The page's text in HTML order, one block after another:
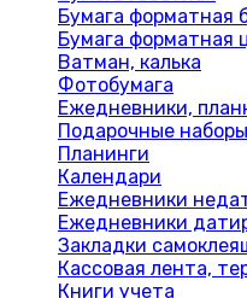
Бумага форматная
Бумага форматная
Ватман, калька
Фотобумага
Ежедневники,
Подарочные наборы
Планинги
Календари
Ежедневники
Ежедневники
Закладки
Кассовая лента,
Книги учета